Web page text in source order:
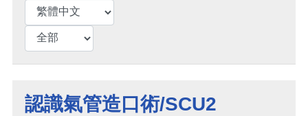
認識氣管造口術/SCU2